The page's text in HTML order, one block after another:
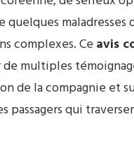
quelques maladresses
complexes. Ce avis
de multiples
de la compagnie et
passagers qui